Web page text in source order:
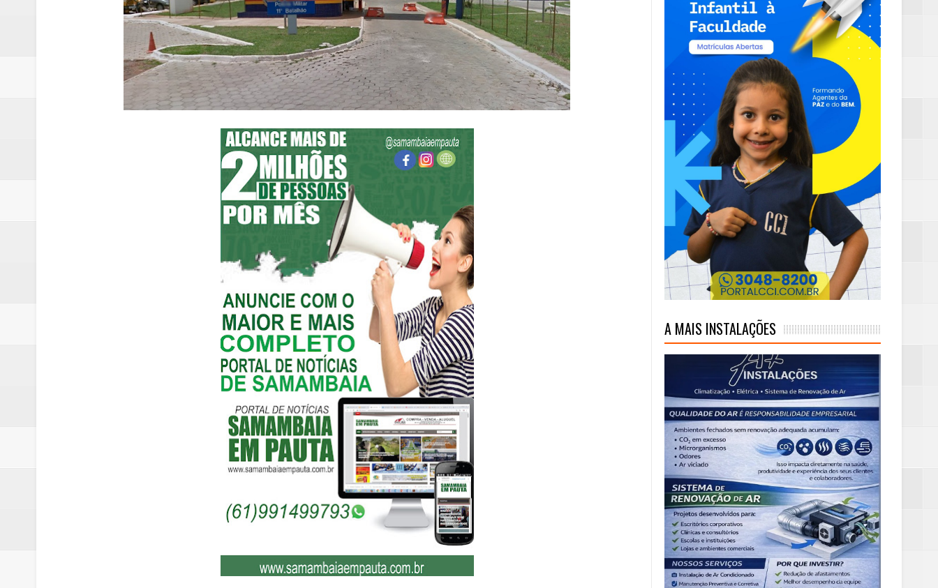
Relatório apontou riscos no aterro sanitário de Samambaia meses antes de morte de trabalhador
Renata D'Aguiar intensifica ações sociais e cobrança por melhorias em Samambaia
Moradores encontram quase 50 escorpiões em boca de lobo em Samambaia
Moradora de Samambaia tem prisão preventiva decretada pela Justiça
Claudeci Luart surge como uma nova força e esperança para os feirantes do DF
Samambaia inicia campanha para atualizar vacinação de crianças e adolescentes
Morador de Samambaia morre após sofrer mal súbito
PL e Flávio Bolsonaro oficializam candidatura de Hamilton Tatu por Samambaia, Recanto das Emas e Água Quente
Renata D´Aguiar destaca potencial da pecuária para fortalecer a economia do Distrito Federal
Unidos pelo Padre Lucas: Samambaia terá Noite de Adoração e arrecadação para transplante A MAIS INSTALAÇÕES